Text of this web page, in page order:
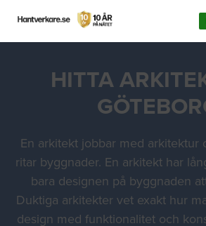
HITTA
En arkitekt jobbar med arkitektur
ritar byggnader. En arkitekt har
bara designen på byggnaden
Duktiga arkitekter vet exakt hur
design med funktionalitet och